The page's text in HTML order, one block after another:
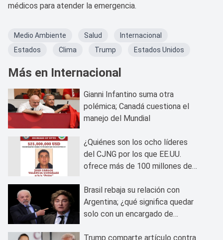
médicos para atender la emergencia.
Medio Ambiente Salud
Internacional
Estados
Clima Trump Estados Unidos
Más en Internacional
Gianni Infantino suma otra
polémica; Canadá cuestiona el
manejo del Mundial
¿Quiénes son los ocho líderes
del CJNG por los que EE.UU.
ofrece más de 100 millones de
Brasil rebaja su relación con
Argentina; ¿qué significa quedar
solo con un encargado de
Trump comparte artículo contra